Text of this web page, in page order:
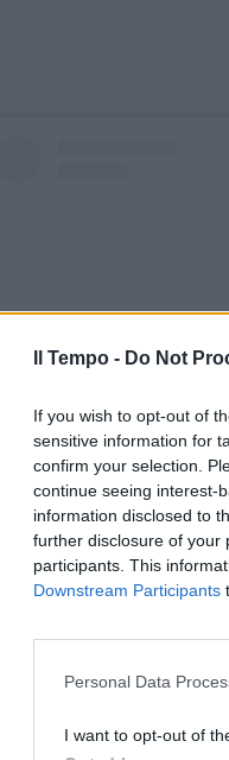
Il Tempo - Do Not
If you wish to opt-out of
sensitive information for
confirm your selection.
continue seeing interest-
information disclosed to
further disclosure of your
participants. This
Downstream Participants
Personal Data
I want to opt-out of
Visualizza questo post su